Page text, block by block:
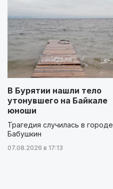
В Бурятии нашли тело
утонувшего на Байкале
юноши
Трагедия случилась в городе
Бабушкин
07.08.2026 в 17:13